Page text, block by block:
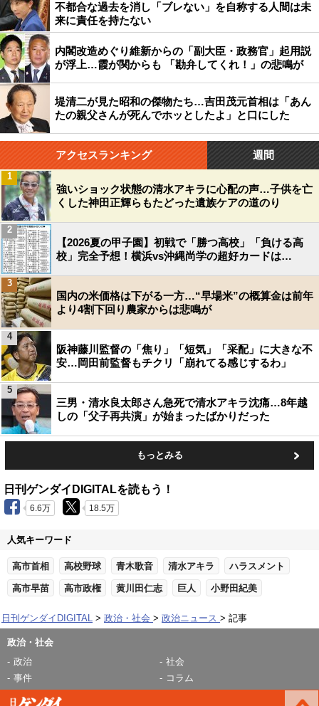
不都合な過去を消し「ブレない」を自称する人間は未
来に責任を持たない
内閣改造めぐり維新からの「副大臣・政務官」起用説
が浮上…霞が関からも 「勘弁してくれ！」の悲鳴が
堤清二が見た昭和の傑物たち…吉田茂元首相は「あん
たの親父さんが死んでホッとしたよ」と口にした
アクセスランキング 週間
強いショック状態の清水アキラに心配の声…子供を亡
くした神田正輝らもたどった遺族ケアの道のり
1
【2026夏の甲子園】初戦で「勝つ高校」「負ける高
校」完全予想！横浜vs沖縄尚学の超好カードは…
2
国内の米価格は下がる一方…“早場米”の概算金は前年
より4割下回り農家からは悲鳴が
3
阪神藤川監督の「焦り」「短気」「采配」に大きな不
安…岡田前監督もチクリ「崩れてる感じするわ」
4
三男・清水良太郎さん急死で清水アキラ沈痛…8年越
しの「父子再共演」が始まったばかりだった
5
もっとみる
日刊ゲンダイDIGITALを読もう！
6.6万 18.5万
人気キーワード
高市首相 高校野球 青木歌音 清水アキラ ハラスメント
高市早苗 高市政権 黄川田仁志 巨人 小野田紀美
日刊ゲンダイDIGITAL 政治・社会 政治ニュース 記事
政治・社会
政治
社会
事件
コラム